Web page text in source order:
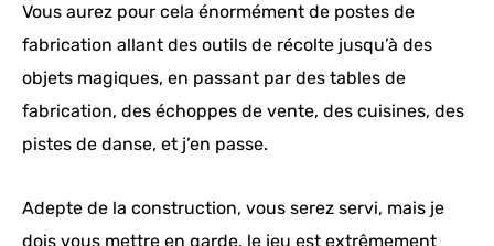
Vous aurez pour cela énormément de postes de
fabrication allant des outils de récolte jusqu’à des
objets magiques, en passant par des tables de
fabrication, des échoppes de vente, des cuisines, des
pistes de danse, et j’en passe.
Adepte de la construction, vous serez servi, mais je
dois vous mettre en garde, le jeu est extrêmement